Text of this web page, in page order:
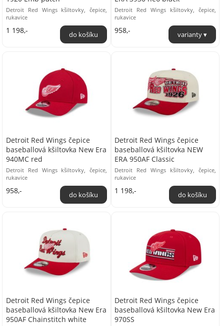
Detroit Red Wings kšiltovky, čepice,
rukavice
1 198,-
Detroit Red Wings kšiltovky, čepice,
rukavice
958,-
Detroit Red Wings čepice
baseballová kšiltovka New Era
940MC red
Detroit Red Wings kšiltovky, čepice,
rukavice
958,-
Detroit Red Wings čepice
baseballová kšiltovka NEW
ERA 950AF Classic
Detroit Red Wings kšiltovky, čepice,
rukavice
1 198,-
Detroit Red Wings čepice
baseballová kšiltovka New Era
950AF Chainstitch white
Detroit Red Wings čepice
baseballová kšiltovka New Era
970SS